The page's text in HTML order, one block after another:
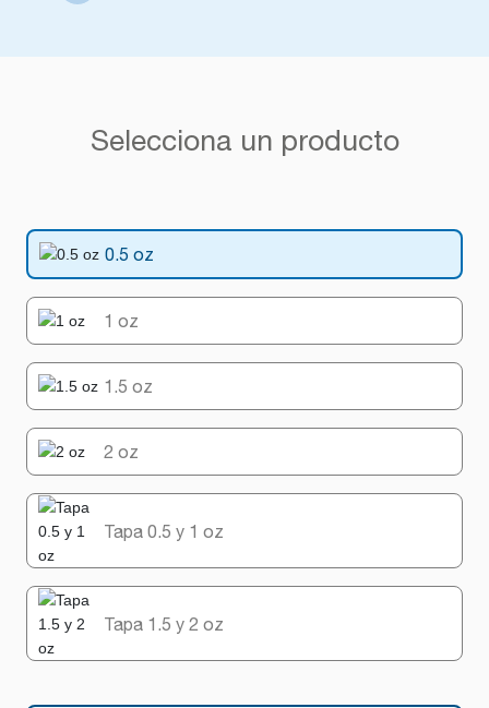
Selecciona un producto
0.5 oz
1 oz
1.5 oz
2 oz
Tapa 0.5 y 1 oz
Tapa 1.5 y 2 oz